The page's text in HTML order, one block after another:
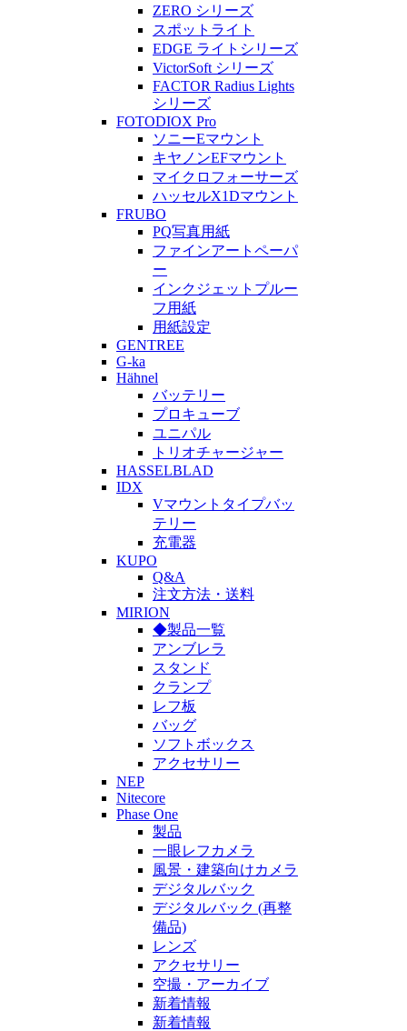
ZERO シリーズ
スポットライト
EDGE ライトシリーズ
VictorSoft シリーズ
FACTOR Radius Lights
シリーズ
FOTODIOX Pro
ソニーEマウント
キヤノンEFマウント
マイクロフォーサーズ
ハッセルX1Dマウント
FRUBO
PQ写真用紙
ファインアートペーパ
ー
インクジェットプルー
フ用紙
用紙設定
GENTREE
G-ka
Hähnel
バッテリー
プロキューブ
ユニパル
トリオチャージャー
HASSELBLAD
IDX
Vマウントタイプバッ
テリー
充電器
KUPO
Q&A
注文方法・送料
MIRION
◆製品一覧
アンブレラ
スタンド
クランプ
レフ板
バッグ
ソフトボックス
アクセサリー
NEP
Nitecore
Phase One
製品
一眼レフカメラ
風景・建築向けカメラ
デジタルバック
デジタルバック (再整
備品)
レンズ
アクセサリー
空撮・アーカイブ
新着情報
新着情報